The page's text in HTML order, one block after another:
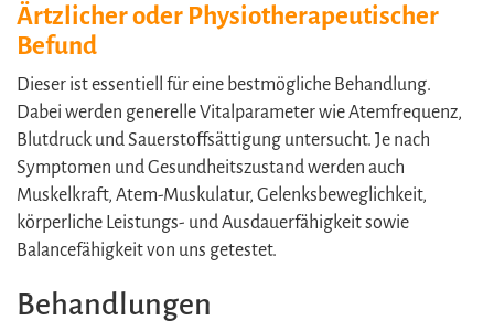
Ärtzlicher oder Physiotherapeutischer
Befund
Dieser ist essentiell für eine bestmögliche Behandlung.
Dabei werden generelle Vitalparameter wie Atemfrequenz,
Blutdruck und Sauerstoffsättigung untersucht. Je nach
Symptomen und Gesundheitszustand werden auch
Muskelkraft, Atem-Muskulatur, Gelenksbeweglichkeit,
körperliche Leistungs- und Ausdauerfähigkeit sowie
Balancefähigkeit von uns getestet.
Behandlungen